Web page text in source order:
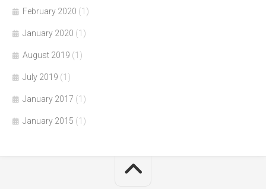
February 2020 (1)
January 2020 (1)
August 2019 (1)
July 2019 (1)
January 2017 (1)
January 2015 (1)